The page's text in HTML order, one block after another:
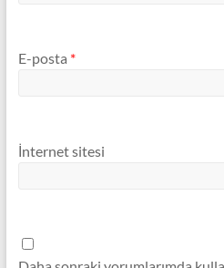
E-posta *
İnternet sitesi